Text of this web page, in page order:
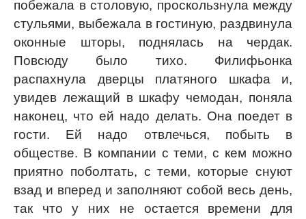
побежала в столовую, проскользнула между
стульями, выбежала в гостиную, раздвинула
оконные шторы, поднялась на чердак.
Повсюду было тихо. Филифьонка
распахнула дверцы платяного шкафа и,
увидев лежащий в шкафу чемодан, поняла
наконец, что ей надо делать. Она поедет в
гости. Ей надо отвлечься, побыть в
обществе. В компании с теми, с кем можно
приятно поболтать, с теми, которые снуют
взад и вперед и заполняют собой весь день,
так что у них не остается времени для